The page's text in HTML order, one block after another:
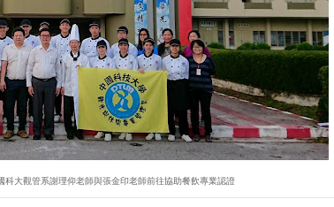
科大觀管系謝理仰老師與張金印老師前往協助餐飲專業認證